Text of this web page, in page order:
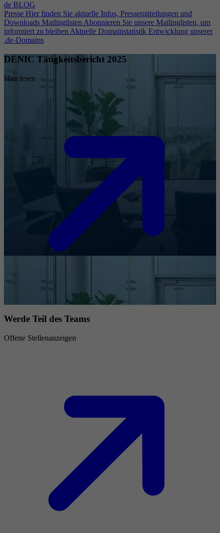
de BLOG
Presse Hier finden Sie aktuelle Infos, Pressemitteilungen und
Downloads Mailinglisten Abonnieren Sie unsere Mailinglisten, um
informiert zu bleiben Aktuelle Domainstatistik Entwicklung unserer
.de-Domains
DENIC Tätigkeitsbericht 2025
Hier lesen
Werde Teil des Teams
Offene Stellenanzeigen